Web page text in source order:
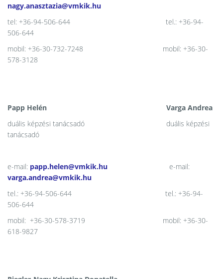
nagy.anasztazia@vmkik.hu
tel: +36-94-506-644 tel.: +36-94-
506-644
mobil: +36-30-732-7248 mobil: +36-30-
578-3128
Papp Helén Varga Andrea
duális képzési tanácsadó duális képzési
tanácsadó
e-mail: papp.helen@vmkik.hu e-mail:
varga.andrea@vmkik.hu
tel.: +36-94-506-644 tel.: +36-94-
506-644
mobil: +36-30-578-3719 mobil: +36-30-
618-9827